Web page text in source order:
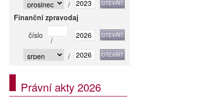
/
Finanční zpravodaj
číslo
/
/
Právní akty 2026